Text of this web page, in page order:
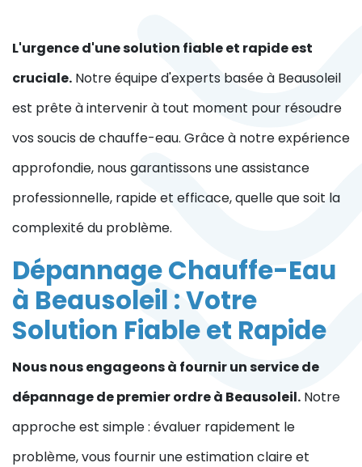
L'urgence d'une solution fiable et rapide est
cruciale. Notre équipe d'experts basée à Beausoleil
est prête à intervenir à tout moment pour résoudre
vos soucis de chauffe-eau. Grâce à notre expérience
approfondie, nous garantissons une assistance
professionnelle, rapide et efficace, quelle que soit la
complexité du problème.
Dépannage Chauffe-Eau
à Beausoleil : Votre
Solution Fiable et Rapide
Nous nous engageons à fournir un service de
dépannage de premier ordre à Beausoleil. Notre
approche est simple : évaluer rapidement le
problème, vous fournir une estimation claire et